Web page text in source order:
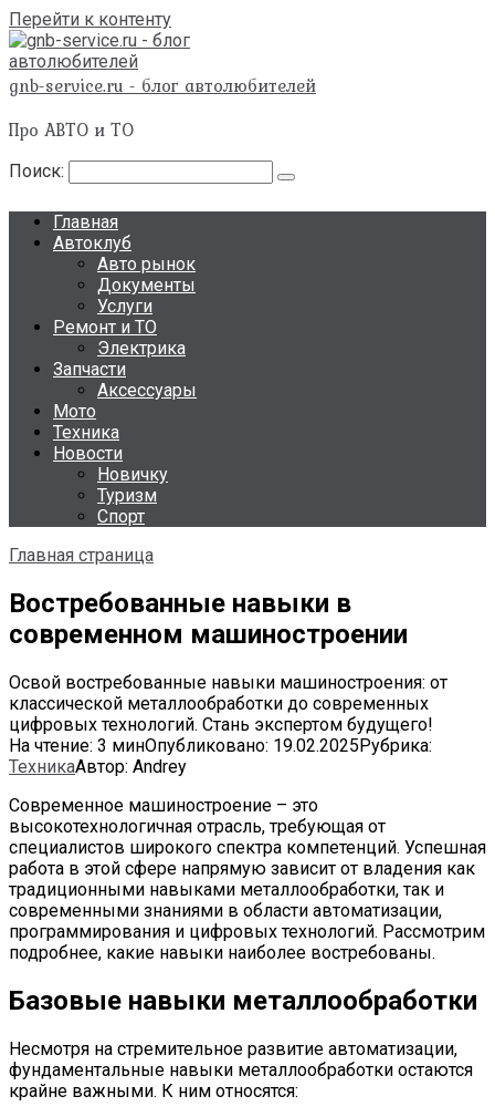
Перейти к контенту
gnb-service.ru - блог автолюбителей
Про АВТО и ТО
Поиск:
Главная
Автоклуб
Авто рынок
Документы
Услуги
Ремонт и ТО
Электрика
Запчасти
Аксессуары
Мото
Техника
Новости
Новичку
Туризм
Спорт
Главная страница
Востребованные навыки в
современном машиностроении
Освой востребованные навыки машиностроения: от
классической металлообработки до современных
цифровых технологий. Стань экспертом будущего!
На чтение: 3 минОпубликовано: 19.02.2025Рубрика:
ТехникаАвтор: Andrey
Современное машиностроение – это
высокотехнологичная отрасль, требующая от
специалистов широкого спектра компетенций. Успешная
работа в этой сфере напрямую зависит от владения как
традиционными навыками металлообработки, так и
современными знаниями в области автоматизации,
программирования и цифровых технологий. Рассмотрим
подробнее, какие навыки наиболее востребованы.
Базовые навыки металлообработки
Несмотря на стремительное развитие автоматизации,
фундаментальные навыки металлообработки остаются
крайне важными. К ним относятся: